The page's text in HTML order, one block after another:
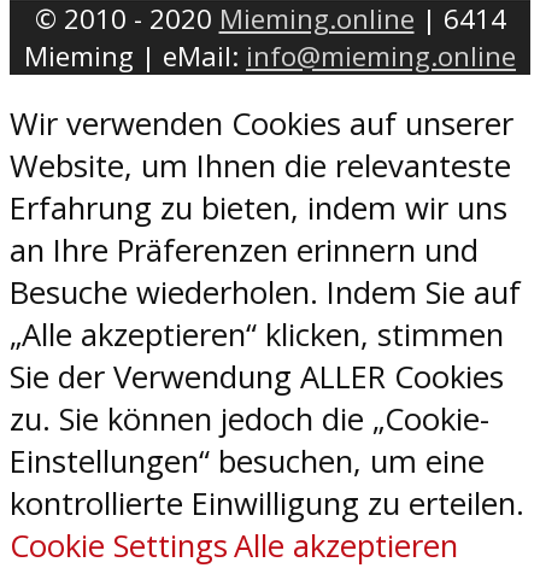
© 2010 - 2020 Mieming.online | 6414
Mieming | eMail: info@mieming.online
Wir verwenden Cookies auf unserer
Website, um Ihnen die relevanteste
Erfahrung zu bieten, indem wir uns
an Ihre Präferenzen erinnern und
Besuche wiederholen. Indem Sie auf
„Alle akzeptieren“ klicken, stimmen
Sie der Verwendung ALLER Cookies
zu. Sie können jedoch die „Cookie-
Einstellungen“ besuchen, um eine
kontrollierte Einwilligung zu erteilen.
Cookie SettingsAlle akzeptieren